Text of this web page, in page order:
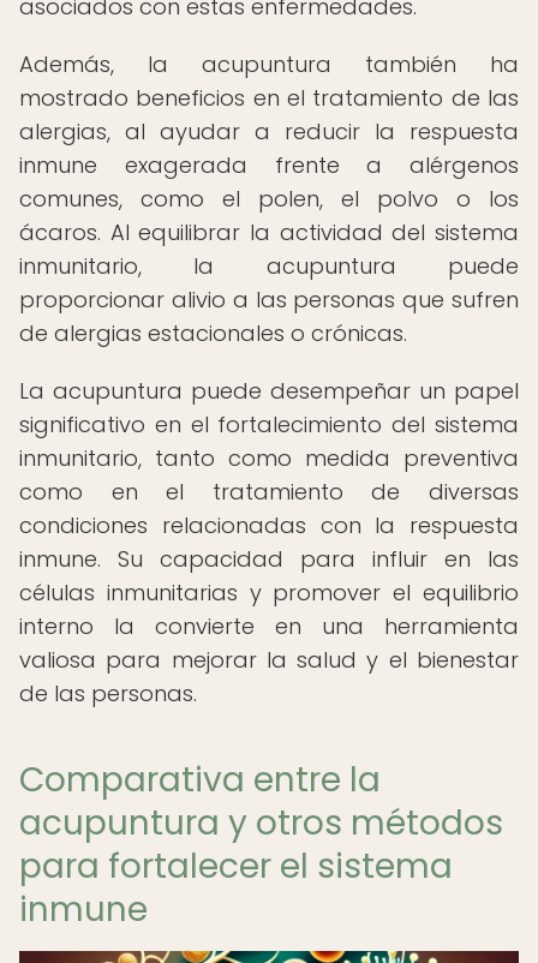
asociados con estas enfermedades.
Además, la acupuntura también ha
mostrado beneficios en el tratamiento de las
alergias, al ayudar a reducir la respuesta
inmune exagerada frente a alérgenos
comunes, como el polen, el polvo o los
ácaros. Al equilibrar la actividad del sistema
inmunitario, la acupuntura puede
proporcionar alivio a las personas que sufren
de alergias estacionales o crónicas.
La acupuntura puede desempeñar un papel
significativo en el fortalecimiento del sistema
inmunitario, tanto como medida preventiva
como en el tratamiento de diversas
condiciones relacionadas con la respuesta
inmune. Su capacidad para influir en las
células inmunitarias y promover el equilibrio
interno la convierte en una herramienta
valiosa para mejorar la salud y el bienestar
de las personas.
Comparativa entre la
acupuntura y otros métodos
para fortalecer el sistema
inmune